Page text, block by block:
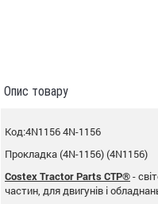
Опис товару
Код:4N1156 4N-1156
Прокладка (4N-1156) (4N1156)
Costex Tractor Parts CTP®-
частин, для двигунів і